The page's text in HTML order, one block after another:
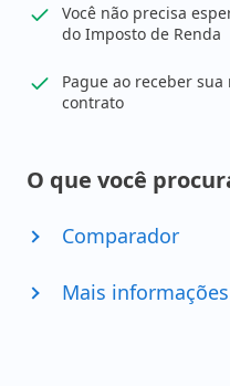
Você não precisa
do Imposto de Renda
Pague ao receber
contrato
O que você
Comparador
Mais informações